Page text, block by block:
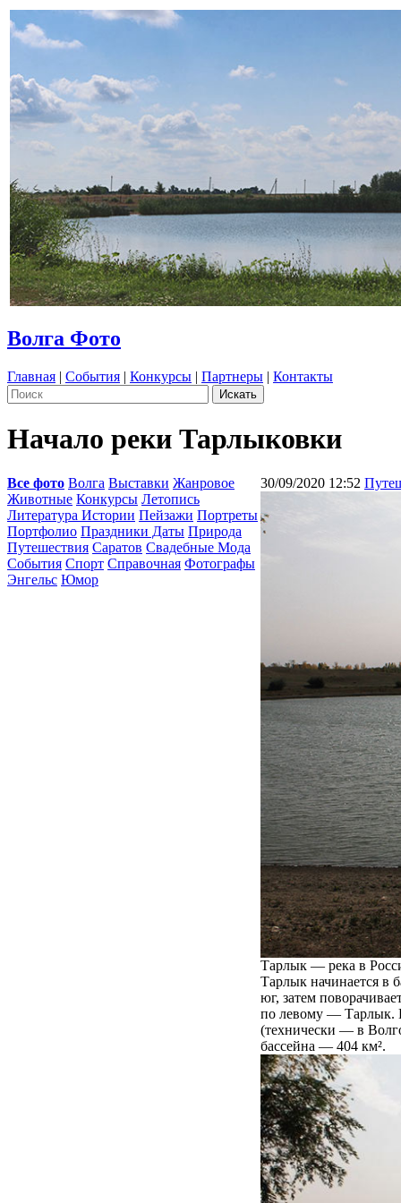
Волга Фото
Главная | События | Конкурсы | Партнеры | Контакты
Начало реки Тарлыковки
Все фото Волга Выставки Жанровое
Животные Конкурсы Летопись
Литература Истории Пейзажи Портреты
Портфолио Праздники Даты Природа
Путешествия Саратов Свадебные Мода
События Спорт Справочная Фотографы
Энгельс Юмор
30/09/2020 12:52
Тарлык — река в
Тарлык начинается в
юг, затем
по левому — Тарлык.
(технически — в
бассейна — 404 км².